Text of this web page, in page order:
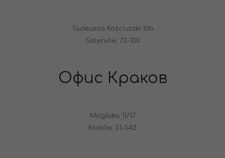
Tadeusza Kościuszki 10b
Goleniów, 72-100
Офис Краков
Mogilska 11/17
Kraków, 31-542